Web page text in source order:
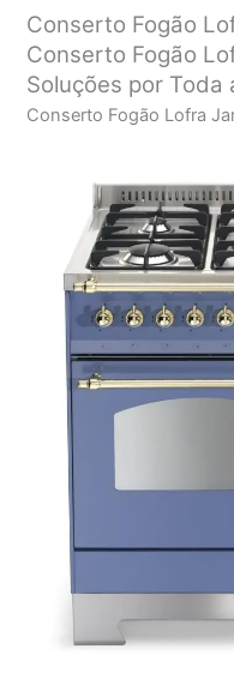
Conserto Fogão
Conserto Fogão
Soluções por Toda
Conserto Fogão Lofra